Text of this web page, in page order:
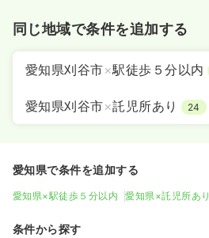
同じ地域で条件を追加する
愛知県刈谷市×駅徒歩５分以内
愛知県刈谷市×託児所あり 24
愛知県で条件を追加する
愛知県×駅徒歩５分以内 愛知県×託児所あり
条件から探す